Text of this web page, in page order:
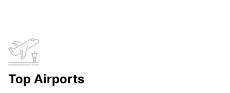
Top Airports